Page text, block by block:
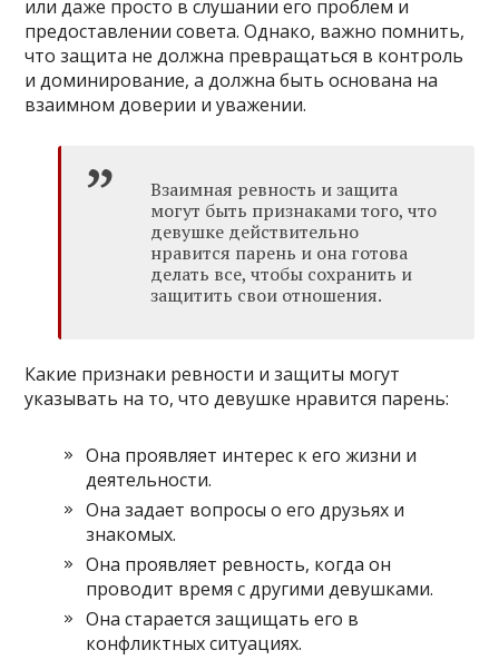
или даже просто в слушании его проблем и
предоставлении совета. Однако, важно помнить,
что защита не должна превращаться в контроль
и доминирование, а должна быть основана на
взаимном доверии и уважении.
Взаимная ревность и защита
могут быть признаками того, что
девушке действительно
нравится парень и она готова
делать все, чтобы сохранить и
защитить свои отношения.
Какие признаки ревности и защиты могут
указывать на то, что девушке нравится парень:
Она проявляет интерес к его жизни и
деятельности.
Она задает вопросы о его друзьях и
знакомых.
Она проявляет ревность, когда он
проводит время с другими девушками.
Она старается защищать его в
конфликтных ситуациях.